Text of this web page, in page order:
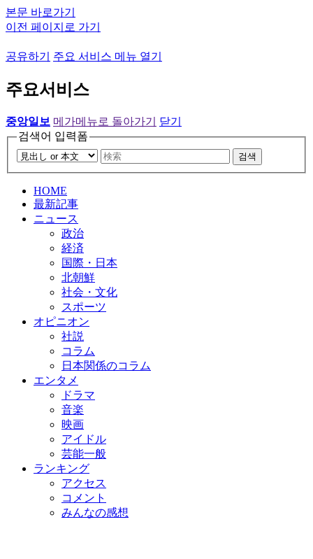
본문 바로가기
이전 페이지로 가기
공유하기 주요 서비스 메뉴 열기
주요서비스
중앙일보 메가메뉴로 돌아가기
닫기
검색어 입력폼
검색
HOME
最新記事
ニュース
政治
経済
国際・日本
北朝鮮
社会・文化
スポーツ
オピニオン
社説
コラム
日本関係のコラム
エンタメ
ドラマ
音楽
映画
アイドル
芸能一般
ランキング
アクセス
コメント
みんなの感想